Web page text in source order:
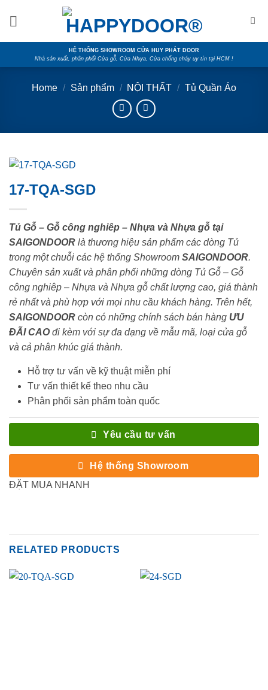
HỆ THỐNG SHOWROOM CỬA HUY PHÁT DOOR
Nhà sản xuất, phân phối Cửa gỗ, Cửa Nhựa, Cửa chống cháy uy tín tại HCM !
Home / Sản phẩm / NỘI THẤT / Tủ Quần Áo
17-TQA-SGD
Tủ Gỗ – Gỗ công nghiêp – Nhựa và Nhựa gỗ tại
SAIGONDOOR là thương hiệu sản phẩm các dòng Tủ
trong một chuỗi các hệ thống Showroom SAIGONDOOR.
Chuyên sản xuất và phân phối những dòng Tủ Gỗ – Gỗ
công nghiêp – Nhựa và Nhựa gỗ chất lượng cao, giá thành
rẻ nhất và phù hợp với mọi nhu cầu khách hàng. Trên hết,
SAIGONDOOR còn có những chính sách bán hàng ƯU
ĐÃI CAOđi kèm với sự đa dạng về mẫu mã, loại cửa gỗ
và cả phân khúc giá thành.
Hỗ trợ tư vấn về kỹ thuật miễn phí
Tư vấn thiết kế theo nhu cầu
Phân phối sản phẩm toàn quốc
Yêu cầu tư vấn
Hệ thống Showroom
ĐẶT MUA NHANH
RELATED PRODUCTS